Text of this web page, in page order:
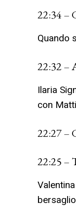
22:34 –
Quando
22:32 –
Ilaria
con
22:27 –
22:25 –